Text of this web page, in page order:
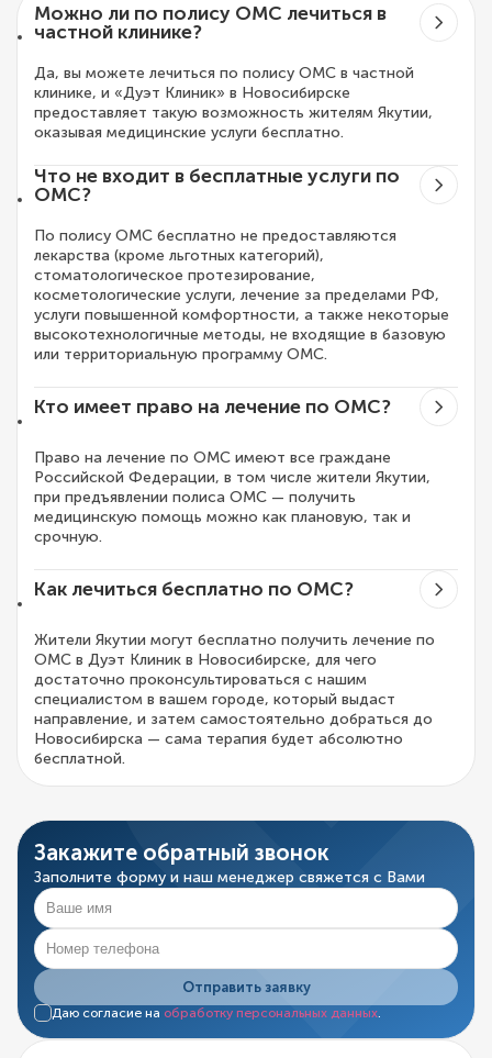
Можно ли по полису ОМС лечиться в
частной клинике?
Да, вы можете лечиться по полису ОМС в частной
клинике, и «Дуэт Клиник» в Новосибирске
предоставляет такую возможность жителям Якутии,
оказывая медицинские услуги бесплатно.
Что не входит в бесплатные услуги по
ОМС?
По полису ОМС бесплатно не предоставляются
лекарства (кроме льготных категорий),
стоматологическое протезирование,
косметологические услуги, лечение за пределами РФ,
услуги повышенной комфортности, а также некоторые
высокотехнологичные методы, не входящие в базовую
или территориальную программу ОМС.
Кто имеет право на лечение по ОМС?
Право на лечение по ОМС имеют все граждане
Российской Федерации, в том числе жители Якутии,
при предъявлении полиса ОМС — получить
медицинскую помощь можно как плановую, так и
срочную.
Как лечиться бесплатно по ОМС?
Жители Якутии могут бесплатно получить лечение по
ОМС в Дуэт Клиник в Новосибирске, для чего
достаточно проконсультироваться с нашим
специалистом в вашем городе, который выдаст
направление, и затем самостоятельно добраться до
Новосибирска — сама терапия будет абсолютно
бесплатной.
Закажите обратный звонок
Заполните форму и наш менеджер свяжется с Вами
Отправить заявку
Даю согласие на обработку персональных данных.